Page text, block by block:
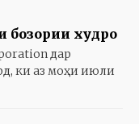
бозории худро
дар
ки аз моҳи июли